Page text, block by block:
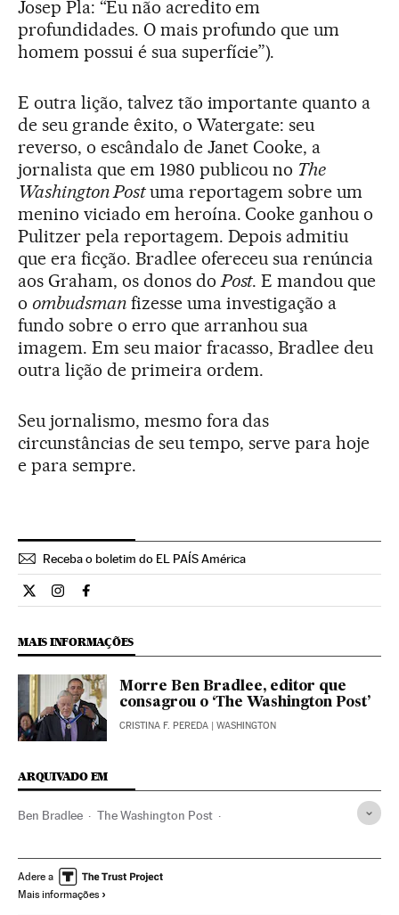
Josep Pla: “Eu não acredito em
profundidades. O mais profundo que um
homem possui é sua superfície”).
E outra lição, talvez tão importante quanto a
de seu grande êxito, o Watergate: seu
reverso, o escândalo de Janet Cooke, a
jornalista que em 1980 publicou no The
Washington Postuma reportagem sobre um
menino viciado em heroína. Cooke ganhou o
Pulitzer pela reportagem. Depois admitiu
que era ficção. Bradlee ofereceu sua renúncia
aos Graham, os donos doPost. E mandou que
o ombudsmanfizesse uma investigação a
fundo sobre o erro que arranhou sua
imagem. Em seu maior fracasso, Bradlee deu
outra lição de primeira ordem.
Seu jornalismo, mesmo fora das
circunstâncias de seu tempo, serve para hoje
e para sempre.
Receba o boletim do EL PAÍS América
Internacional El País Brasil en Twitter
Internacional El País Brasil en Instagram
Internacional El País Brasil en Facebook
MAIS INFORMAÇÕES
Morre Ben Bradlee, editor que
consagrou o ‘The Washington Post’
CRISTINA F. PEREDA | WASHINGTON
ARQUIVADO EM
Ben Bradlee The Washington Post
Estados Unidos Imprensa
Meios comunicação
Adere a
Mais informações